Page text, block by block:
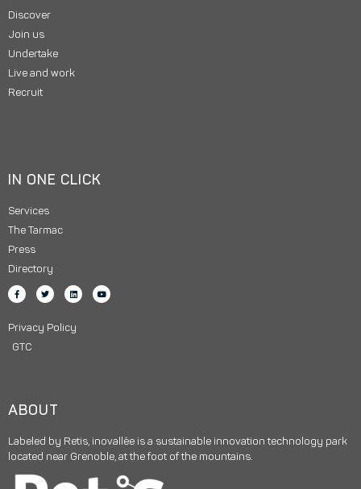
Discover
Join us
Undertake
Live and work
Recruit
IN ONE CLICK
Services
The Tarmac
Press
Directory
Privacy Policy
GTC
ABOUT
Labeled by Retis, inovallée is a sustainable innovation technology park
located near Grenoble, at the foot of the mountains.